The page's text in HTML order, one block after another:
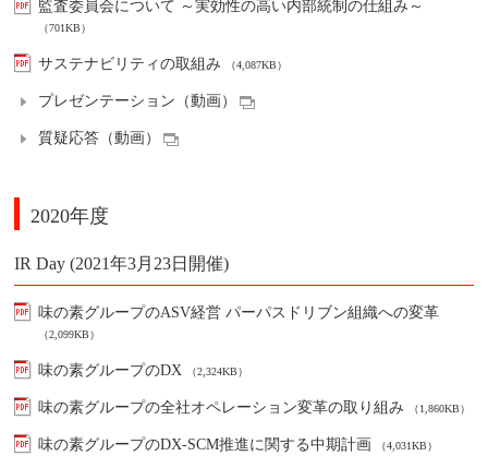
監査委員会について ～実効性の高い内部統制の仕組み～
（701KB）
サステナビリティの取組み （4,087KB）
プレゼンテーション（動画）
質疑応答（動画）
2020年度
IR Day (2021年3月23日開催)
味の素グループのASV経営 パーパスドリブン組織への変革
（2,099KB）
味の素グループのDX （2,324KB）
味の素グループの全社オペレーション変革の取り組み （1,860KB）
味の素グループのDX-SCM推進に関する中期計画 （4,031KB）